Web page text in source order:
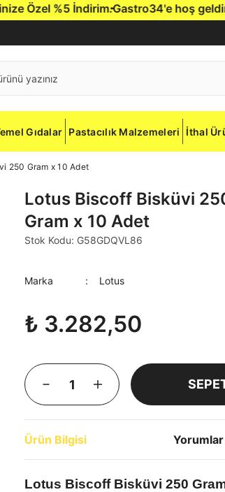
Özel %5 İndirim.Gastro34'e hoş
Gıdalar Pastacılık Malzemeleri İthal
250 Gram x 10 Adet
Lotus Biscoff Bisküvi
Gram x 10 Adet
Stok Kodu: G58GDQVL86
Marka Lotus
₺ 3.282,50
Ürün Bilgisi Yorumlar
Lotus Biscoff Bisküvi 250